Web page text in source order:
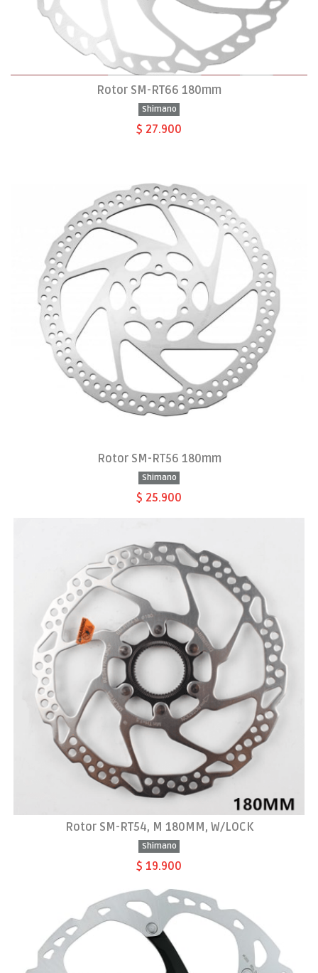
Rotor SM-RT66 180mm
Shimano
$ 27.900
Rotor SM-RT56 180mm
Shimano
$ 25.900
Rotor SM-RT54, M 180MM, W/LOCK
Shimano
$ 19.900